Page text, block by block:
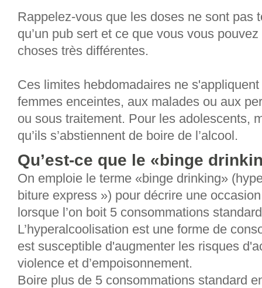
Rappelez-vous que les doses ne sont pas
qu’un pub sert et ce que vous vous
choses très différentes.
Ces limites hebdomadaires ne
femmes enceintes, aux malades ou aux
ou sous traitement. Pour les adolescents,
qu’ils s’abstiennent de boire de l’alcool.
Qu’est-ce que le «binge
On emploie le terme «binge drinking»
biture express ») pour décrire une
lorsque l’on boit 5 consommations
L’hyperalcoolisation est une forme de
est susceptible d'augmenter les risques
violence et d’empoisonnement.
Boire plus de 5 consommations standard